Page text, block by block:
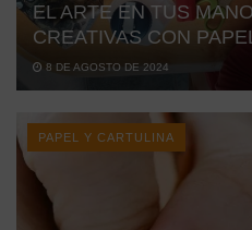
EL ARTE EN TUS
CREATIVAS CON
8 DE AGOSTO DE 2024
PAPEL Y CARTULINA